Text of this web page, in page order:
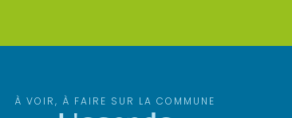
À VOIR, À FAIRE SUR LA COMMUNE